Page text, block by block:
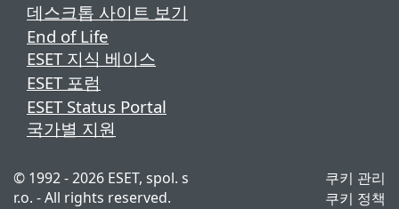
데스크톱 사이트 보기
End of Life
ESET 지식 베이스
ESET 포럼
ESET Status Portal
국가별 지원
© 1992 - 2026 ESET, spol. s
r.o. - All rights reserved.
쿠키 관리
쿠키 정책